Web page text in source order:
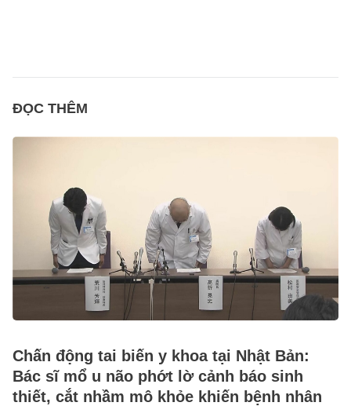
ĐỌC THÊM
Chấn động tai biến y khoa tại Nhật Bản:
Bác sĩ mổ u não phớt lờ cảnh báo sinh
thiết, cắt nhầm mô khỏe khiến bệnh nhân